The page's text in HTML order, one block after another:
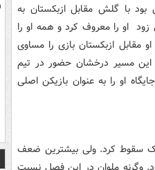
با گلش مقابل ازبکستان به
او را معروف کرد و همه او را
مقابل ازبکستان بازی را مساوی
این مسیر درخشان حضور در تیم
او را به عنوان بازیکن اصلی
سقوط کرد. ولی بیشترین ضعف
حمله‌ای بود که در طول یک فصل فقط ۱۷ گل زد. وگرنه ملوان در این فصل نسبت